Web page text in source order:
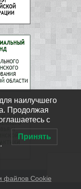
наилучшего
Продолжая
с
Принять
файлов Cookie